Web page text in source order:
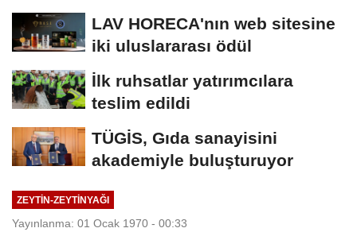
LAV HORECA'nın web sitesine
iki uluslararası ödül
İlk ruhsatlar yatırımcılara
teslim edildi
TÜGİS, Gıda sanayisini
akademiyle buluşturuyor
ZEYTIN-ZEYTINYAĞI
Yayınlanma: 01 Ocak 1970 - 00:33